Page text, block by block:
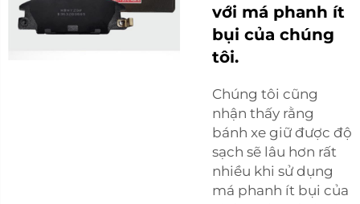
với má phanh ít
bụi của chúng
tôi.
Chúng tôi cũng
nhận thấy rằng
bánh xe giữ được độ
sạch sẽ lâu hơn rất
nhiều khi sử dụng
má phanh ít bụi của